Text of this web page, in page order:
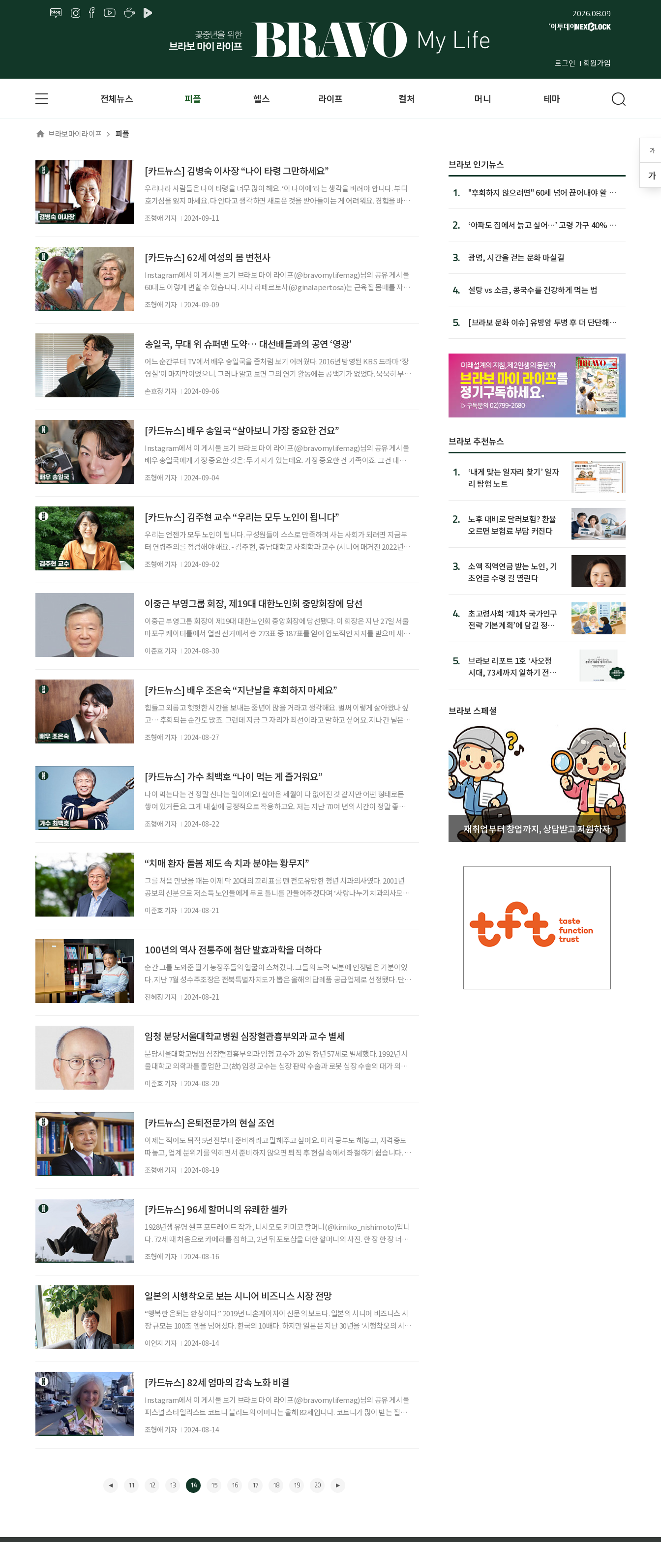
2026.08.09
로그인 회원가입
가
가
전체뉴스 피플 헬스 라이프 컬처 머니 테마
브라보마이라이프 피플
[카드뉴스] 김병숙 이사장 “나이 타령 그만하세요”
우리나라 사람들은 나이 타령을 너무 많이 해요. ‘이 나이에’라는 생각을 버려야 합니다. 부디
호기심을 잃지 마세요. 다 안다고 생각하면 새로운 것을 받아들이는 게 어려워요. 경험을 바탕
으로 150세 시대를 계획해 보세요. 나이 먹는다는 건 진화한다는 뜻입니다. - 김병숙, 한국직
업상담협회 이사장 (시니어 매거진 2023년 4월호 인터뷰 중) 에디터 조형애 취재 이연지 디자
조형애 기자 2024-09-11
[카드뉴스] 62세 여성의 몸 변천사
Instagram에서 이 게시물 보기 브라보 마이 라이프(@bravomylifemag)님의 공유 게시물
60대도 이렇게 변할 수 있습니다. 지나 라페르토사(@ginalapertosa)는 근육질 몸매를 자랑
하는데요. 얼마 전까지는 그렇지 않았습니다. 영상으로 그녀의 변천사를 확인해 보세요. • 그
녀 나이 62세. 재미로 시작한 운동이 지금은 삶과 같다고 • 하고 있는 운동은 크로스핏. 크로스
조형애 기자 2024-09-09
송일국, 무대 위 슈퍼맨 도약… 대선배들과의 공연 ‘영광’
어느 순간부터 TV에서 배우 송일국을 좀처럼 보기 어려웠다. 2016년 방영된 KBS 드라마 ‘장
영실’이 마지막이었으니. 그러나 알고 보면 그의 연기 활동에는 공백기가 없었다. 묵묵히 무대
위에 오르며 공연계에서 입지를 다져갔다. 2011년 연극 ‘나는 너다’를 통해 무대에 진출한 그
는 이후 연극 ‘대학살의 신’, 뮤지컬 ‘브로드웨이 42번가’, ‘맘마미아’에 출연했다. 올해는 연극
손효정 기자 2024-09-06
[카드뉴스] 배우 송일국 “살아보니 가장 중요한 건요”
Instagram에서 이 게시물 보기 브라보 마이 라이프(@bravomylifemag)님의 공유 게시물
배우 송일국에게 가장 중요한 것은: 두 가지가 있는데요. 가장 중요한 건 가족이죠. 그건 대부
분의 사람이 마찬가지 일 겁니다. 또 하나는 마음이라고 생각합니다. 저는 늘 천국은 마음 안에
있다고 생각하거든요. 위만 바라보고 살면 한도 끝도 없는 것 같아요. 조금만 내려다보면 내가
조형애 기자 2024-09-04
[카드뉴스] 김주현 교수 “우리는 모두 노인이 됩니다”
우리는 언젠가 모두 노인이 됩니다. 구성원들이 스스로 만족하며 사는 사회가 되려면 지금부
터 연령주의를 점검해야 해요. - 김주현, 충남대학교 사회학과 교수 (시니어 매거진 2022년 7
월호 인터뷰 중) 에디터 조형애 취재 이연지 디자인 유영현
조형애 기자 2024-09-02
이중근 부영그룹 회장, 제19대 대한노인회 중앙회장에 당선
이중근 부영그룹 회장이 제19대 대한노인회 중앙회장에 당선됐다. 이 회장은 지난 27일 서울
마포구 케이터틀에서 열린 선거에서 총 273표 중 187표를 얻어 압도적인 지지를 받으며 새로
운 회장으로 선출됐다. 2위와는 121표 차가 나는 큰 승리였다. 이로써 이 회장은 2017~2020
년 제17대 회장직을 맡았던 이후 다시 한번 대한노인회를 이끌게 되었다. 당시에도 노인복지
이준호 기자 2024-08-30
[카드뉴스] 배우 조은숙 “지난날을 후회하지 마세요”
힘들고 외롭고 헛헛한 시간을 보내는 중년이 많을 거라고 생각해요. 벌써 이렇게 살아왔나 싶
고… 후회되는 순간도 많죠. 그런데 지금 그 자리가 최선이라고 말하고 싶어요. 지나간 날은
돌아오지 않아요. 중년 여러분, 늘 응원합니다! - 조은숙, 배우 (시니어 매거진 2023년 9월호
인터뷰 중) 에디터 조형애 취재 손효정 디자인 이은숙
조형애 기자 2024-08-27
[카드뉴스] 가수 최백호 “나이 먹는 게 즐거워요”
나이 먹는다는 건 정말 신나는 일이에요! 살아온 세월이 다 없어진 것 같지만 어떤 형태로든
쌓여 있거든요. 그게 내 삶에 긍정적으로 작용하고요. 저는 지난 70여 년의 시간이 정말 좋았
어요. 80대에는 또 어떤 멋진 노래를 부를지 기대돼요. - 최백호, 가수 (시니어 매거진 2022년
1월호 인터뷰 중) 에디터 조형애 취재 손효정 디자인 유영현
조형애 기자 2024-08-22
“치매 환자 돌봄 제도 속 치과 분야는 황무지”
그를 처음 만났을 때는 이제 막 20대의 꼬리표를 뗀 전도유망한 청년 치과의사였다. 2001년
공보의 신분으로 저소득 노인들에게 무료 틀니를 만들어주겠다며 ‘사랑나누기치과의사모
임’이라는 다소 긴 이름의 단체도 이끌고 있었다. 이후 그는 치과의사들 사이에서 잘 알려진
인물이 되었다. 다양한 공익적 활동 중심에는 임지준이라는 이름 세 글자가 늘 등장했기 때문
이준호 기자 2024-08-21
100년의 역사 전통주에 첨단 발효과학을 더하다
순간 그를 도와준 딸기 농장주들의 얼굴이 스쳐갔다. 그들의 노력 덕분에 인정받은 기분이었
다. 지난 7월 성수주조장은 전북특별자치도가 뽑은 올해의 답례품 공급업체로 선정됐다. 단지
답례품을 납품 할 수 있다는 것이 문제가 아니었다. 재료와 품질 모두 우리 도를 대표할만한 제
품으로 인정받은 것 같아 감회가 남달랐다. 진양우 대표는 1925년 설립돼 100년 역사를 가진
전혜정 기자 2024-08-21
임청 분당서울대학교병원 심장혈관흉부외과 교수 별세
분당서울대학교병원 심장혈관흉부외과 임청 교수가 20일 향년 57세로 별세했다. 1992년 서
울대학교 의학과를 졸업한 고(故) 임청 교수는 심장 판막 수술과 로봇 심장 수술의 대가 의학
계에서 잘 알려진 인물이다. 올해 대한심장혈관흉부외과학회 이사장에 취임한 바 있으며, 체
외순환사 자격 인정 등 다양한 의료계 현안에 적극적으로 참여해왔다. 고인은 소아심장수술
이준호 기자 2024-08-20
[카드뉴스] 은퇴전문가의 현실 조언
이제는 적어도 퇴직 5년 전부터 준비하라고 말해주고 싶어요. 미리 공부도 해놓고, 자격증도
따놓고, 업계 분위기를 익히면서 준비하지 않으면 퇴직 후 현실 속에서 좌절하기 쉽습니다. -
김동환, 서울사이버대학교 부동산학과 학과장 (시니어 매거진 2021년 12월호 인터뷰 중) 에
디터 조형애 취재 이준호 디자인 유영현
조형애 기자 2024-08-19
[카드뉴스] 96세 할머니의 유쾌한 셀카
1928년생 유명 셀프 포트레이트 작가, 니시모토 키미코 할머니(@kimiko_nishimoto)입니
다. 72세 때 처음으로 카메라를 접하고, 2년 뒤 포토샵을 더한 할머니의 사진. 한 장 한 장 너무
유쾌하지 않나요? • 아들이 운영하는 학원에서 사진 수업 들은 것이 계기 • 학원 숙제로 ‘자화
상’을 받은 뒤 그 후 셀카의 매력에 빠짐 • 일약 스타로 만든 것은 ‘자학 시리즈’ • 사진 시작 10
조형애 기자 2024-08-16
일본의 시행착오로 보는 시니어 비즈니스 시장 전망
“행복한 은퇴는 환상이다.” 2019년 니혼게이자이 신문의 보도다. 일본의 시니어 비즈니스 시
장 규모는 100조 엔을 넘어섰다. 한국의 10배다. 하지만 일본은 지난 30년을 ‘시행착오의 시
간’이었다 평하며 이제야 시장이 ‘본격화’되었다 말한다. 1988년 일본 어학연수를 시작으로
대학 연구원, 언론사 특파원, 국제부장을 거쳐 ‘초고령사회 일본에서 길을 찾다’, ‘초고령사회
이연지 기자 2024-08-14
[카드뉴스] 82세 엄마의 감속 노화 비결
Instagram에서 이 게시물 보기 브라보 마이 라이프(@bravomylifemag)님의 공유 게시물
퍼스널 스타일리스트 코트니 블러드의 어머니는 올해 82세입니다. 코트니가 많이 받는 질문
중 하나는 어머니의 감속 노화 비결이라고 하는데요. 다섯 가지로 정리했습니다. 1. 햇빛을 얼
굴에 쐬지 않는다. 2. 몸을 움직인다. 3. 호기심을 가지고 계속 배운다. 4. 새로운 것을 시도한다.
조형애 기자 2024-08-14
11 12 13 14 15 16 17 18 19 20
브라보 인기뉴스
1.
"후회하지 않으려면" 60세 넘어 끊어내야 할 사
2.
‘아파도 집에서 늙고 싶어…’ 고령 가구 40% 노
3. 광명, 시간을 걷는 문화 마실길
4. 설탕 vs 소금, 콩국수를 건강하게 먹는 법
5.
[브라보 문화 이슈] 유방암 투병 후 더 단단해진
브라보 추천뉴스
1.
‘내게 맞는 일자리 찾기’ 일자
리 탐험 노트
2.
노후 대비로 달러보험? 환율
오르면 보험료 부담 커진다
3.
소액 직역연금 받는 노인, 기
초연금 수령 길 열린다
4.
초고령사회 ‘제1차 국가인구
전략 기본계획’에 담길 정책
5.
브라보 리포트 1호 ‘사오정
시대, 73세까지 일하기 전략’
브라보 스페셜
재취업부터 창업까지, 상담받고 지원하자